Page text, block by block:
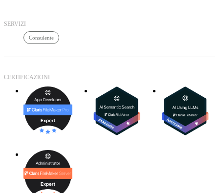
SERVIZI
Consulente
CERTIFICAZIONI